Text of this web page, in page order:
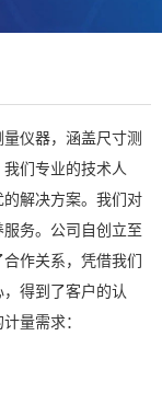
仪器，涵盖尺寸测
们专业的技术人
解决方案。我们对
务。公司自创立至
作关系，凭借我们
得到了客户的认
量需求：